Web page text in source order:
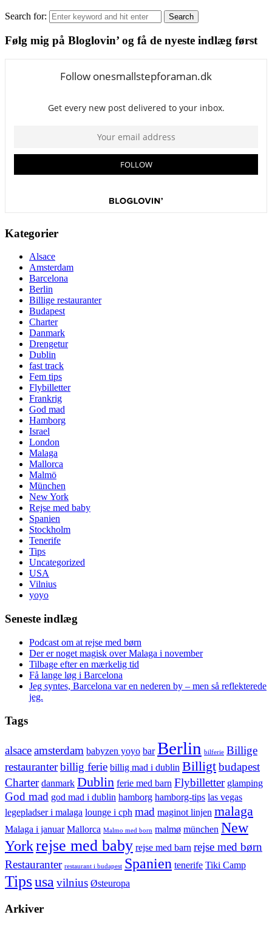
Search for: Search
Følg mig på Bloglovin’ og få de nyeste indlæg først
Kategorier
Alsace
Amsterdam
Barcelona
Berlin
Billige restauranter
Budapest
Charter
Danmark
Drengetur
Dublin
fast track
Fem tips
Flybilletter
Frankrig
God mad
Hamborg
Israel
London
Malaga
Mallorca
Malmö
München
New York
Rejse med baby
Spanien
Stockholm
Tenerife
Tips
Uncategorized
USA
Vilnius
yoyo
Seneste indlæg
Podcast om at rejse med børn
Der er noget magisk over Malaga i november
Tilbage efter en mærkelig tid
Få lange løg i Barcelona
Jeg syntes, Barcelona var en nederen by – men så reflekterede
jeg.
Tags
alsaceamsterdam babyzen yoyo bar Berlin bilferie Billige
restauranterbillig ferie billig mad i dublin Billigtbudapest
Charter danmark Dublin ferie med barn Flybilletter glamping
God mad god mad i dublin hamborg hamborg-tips las vegas
legepladser i malaga lounge i cph mad maginot linjen malaga
Malaga i januar Mallorca Malmo med born malmø münchen New
Yorkrejse med baby rejse med barn rejse med børn
Restauranter restaurant i budapest Spanien tenerife Tiki Camp
Tipsusa vilnius Østeuropa
Arkiver